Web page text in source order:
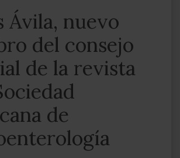
Ávila, nuevo
del consejo
de la revista
de